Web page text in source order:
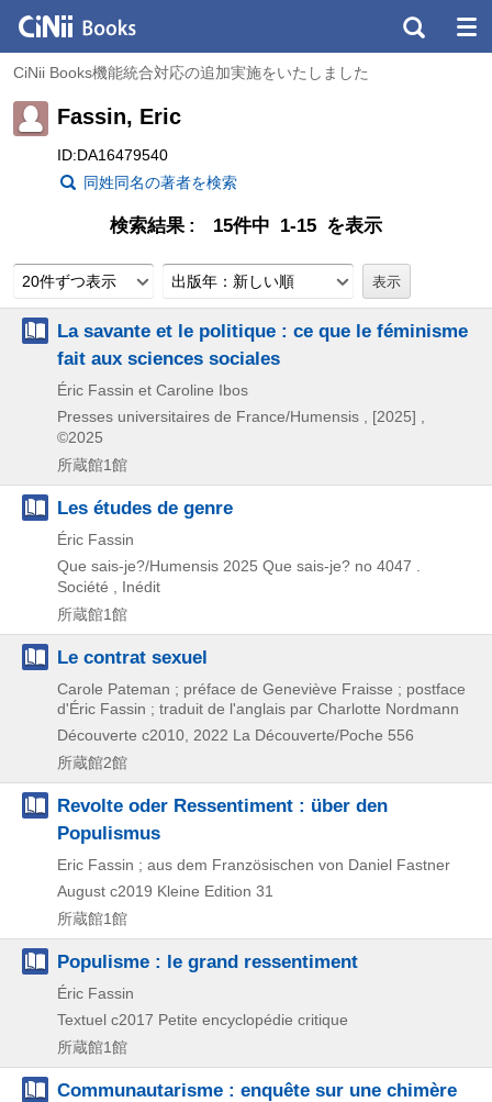
CiNii Books機能統合対応の追加実施をいたしました
Fassin, Eric
ID:DA16479540
同姓同名の著者を検索
検索結果 15件中 1-15 を表示
20件ずつ表示 出版年：新しい順
La savante et le politique : ce que le féminisme
fait aux sciences sociales
Éric Fassin et Caroline Ibos
Presses universitaires de France/Humensis , [2025] ,
©2025
所蔵館1館
Les études de genre
Éric Fassin
Que sais-je?/Humensis 2025 Que sais-je? no 4047 .
Société , Inédit
所蔵館1館
Le contrat sexuel
Carole Pateman ; préface de Geneviève Fraisse ; postface
d'Éric Fassin ; traduit de l'anglais par Charlotte Nordmann
Découverte c2010, 2022 La Découverte/Poche 556
所蔵館2館
Revolte oder Ressentiment : über den
Populismus
Eric Fassin ; aus dem Französischen von Daniel Fastner
August c2019 Kleine Edition 31
所蔵館1館
Populisme : le grand ressentiment
Éric Fassin
Textuel c2017 Petite encyclopédie critique
所蔵館1館
Communautarisme : enquête sur une chimère